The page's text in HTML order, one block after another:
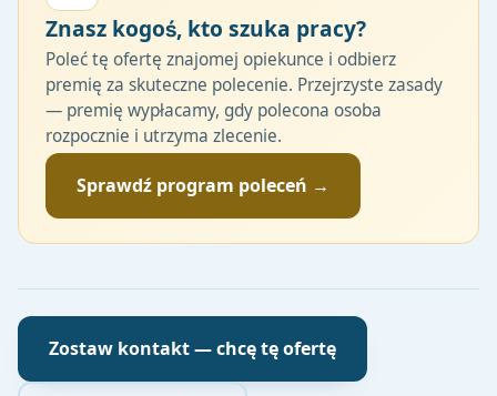
Znasz kogoś, kto szuka pracy?
Poleć tę ofertę znajomej opiekunce i odbierz
premię za skuteczne polecenie. Przejrzyste zasady
— premię wypłacamy, gdy polecona osoba
rozpocznie i utrzyma zlecenie.
Sprawdź program poleceń →
Zostaw kontakt — chcę tę ofertę